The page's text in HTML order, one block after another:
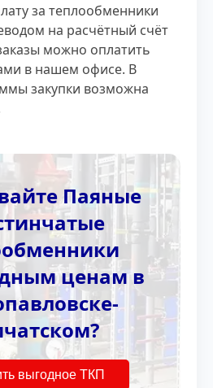
за теплообменники
на расчётный счёт
можно оплатить
в нашем офисе. В
закупки возможна
Паяные
ценам в
выгодное ТКП